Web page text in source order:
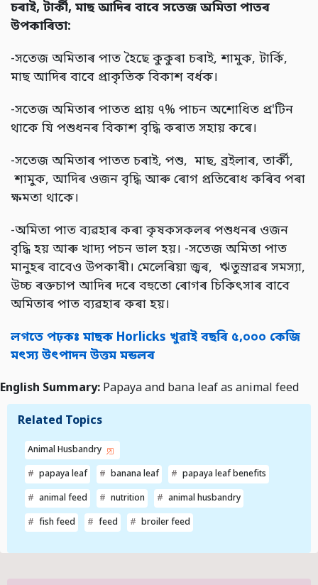
চৰাই, টাৰ্কী, মাছ আদিৰ বাবে সতেজ অমিতা পাতৰ
উপকাৰিতা:
-সতেজ অমিতাৰ পাত হৈছে কুকুৰা চৰাই, শামুক, টাৰ্কি,
মাছ আদিৰ বাবে প্ৰাকৃতিক বিকাশ বৰ্ধক।
-সতেজ অমিতাৰ পাতত প্ৰায় ৭% পাচন অশোধিত প্ৰ'টিন
থাকে যি পশুধনৰ বিকাশ বৃদ্ধি কৰাত সহায় কৰে।
-সতেজ অমিতাৰ পাতত চৰাই, পশু, মাছ, ব্ৰইলাৰ, তাৰ্কী,
শামুক, আদিৰ ওজন বৃদ্ধি আৰু ৰোগ প্ৰতিৰোধ কৰিব পৰা
ক্ষমতা থাকে।
-অমিতা পাত ব্যৱহাৰ কৰা কৃষকসকলৰ পশুধনৰ ওজন
বৃদ্ধি হয় আৰু খাদ্য পচন ভাল হয়। -সতেজ অমিতা পাত
মানুহৰ বাবেও উপকাৰী। মেলেৰিয়া জ্বৰ, ঋতুস্ৰাৱৰ সমস্যা,
উচ্চ ৰক্তচাপ আদিৰ দৰে বহুতো ৰোগৰ চিকিৎসাৰ বাবে
অমিতাৰ পাত ব্যৱহাৰ কৰা হয়।
লগতে পঢ়কঃ মাছক Horlicks খুৱাই বছৰি ৫,০০০ কেজি
মৎস্য উৎপাদন উত্তম মন্ডলৰ
English Summary: Papaya and bana leaf as animal feed
Related Topics
Animal Husbandry
papaya leaf banana leaf papaya leaf benefits
animal feed nutrition animal husbandry
fish feed feed broiler feed